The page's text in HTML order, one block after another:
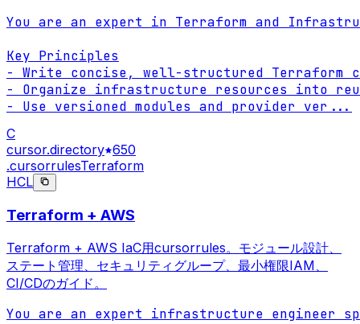
You are an expert in Terraform and
Key Principles
- Write concise, well-structured Terraform
- Organize infrastructure resources into
- Use versioned modules and provider ver ...
C
cursor.directory 650
.cursorrulesTerraform
HCL
Terraform + AWS
Terraform + AWS IaC用cursorrules。モジュール設計、
ステート管理、セキュリティグループ、最小権限IAM、
CI/CDのガイド。
You are an expert infrastructure engineer